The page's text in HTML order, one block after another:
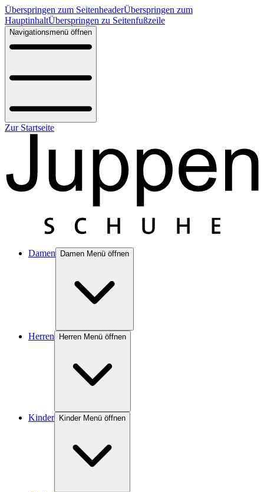
Überspringen zum SeitenheaderÜberspringen zum
HauptinhaltÜberspringen zu Seitenfußzeile
Navigationsmenü öffnen
Zur Startseite
Damen Damen Menü öffnen
Herren Herren Menü öffnen
Kinder Kinder Menü öffnen